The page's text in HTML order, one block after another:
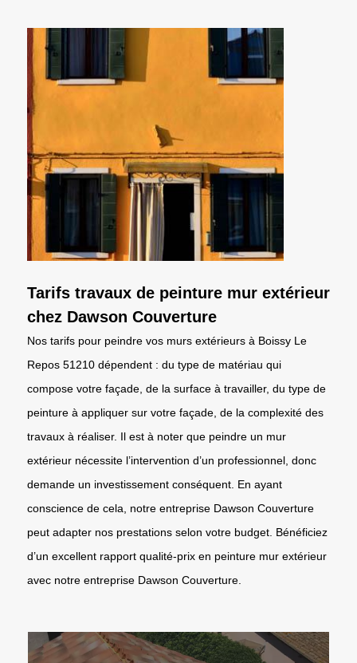
Tarifs travaux de peinture mur extérieur
chez Dawson Couverture
Nos tarifs pour peindre vos murs extérieurs à Boissy Le
Repos 51210 dépendent : du type de matériau qui
compose votre façade, de la surface à travailler, du type de
peinture à appliquer sur votre façade, de la complexité des
travaux à réaliser. Il est à noter que peindre un mur
extérieur nécessite l’intervention d’un professionnel, donc
demande un investissement conséquent. En ayant
conscience de cela, notre entreprise Dawson Couverture
peut adapter nos prestations selon votre budget. Bénéficiez
d’un excellent rapport qualité-prix en peinture mur extérieur
avec notre entreprise Dawson Couverture.